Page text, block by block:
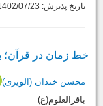
تاریخ پذیرش: 1402/07/23
خط زمان در قرآن؛
محسن خندان (الویری)
باقرالعلوم(ع)